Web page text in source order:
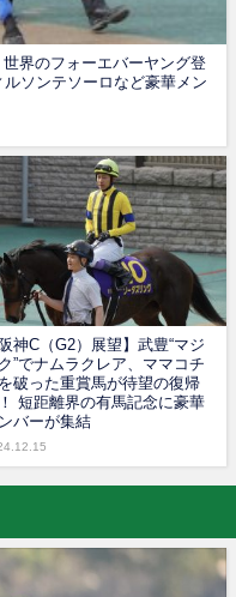
世界のフォーエバーヤング登
ソンテソーロなど豪華メン
阪神C（G2）展望】武豊“マジ
”でナムラクレア、ママコチ
破った重賞馬が待望の復帰
短距離界の有馬記念に豪華
バーが集結